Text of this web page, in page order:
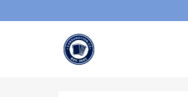
Zpět
Zpět